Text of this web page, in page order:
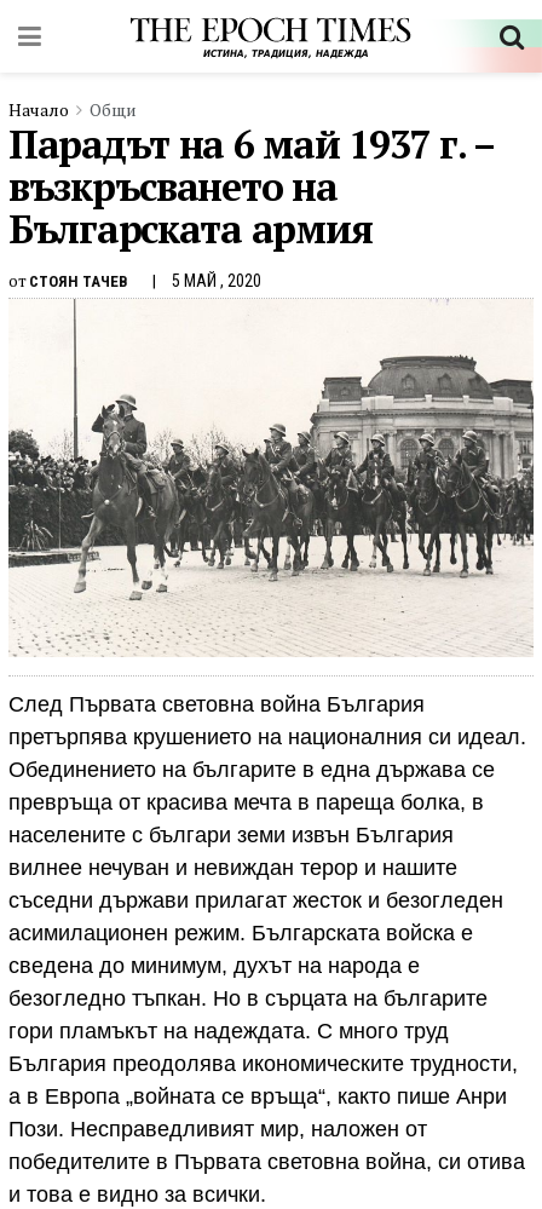
Начало Общи
Парадът на 6 май 1937 г. –
възкръсването на
Българската армия
от СТОЯН ТАЧЕВ 5 МАЙ , 2020
След Първата световна война България
претърпява крушението на националния си идеал.
Обединението на българите в една държава се
превръща от красива мечта в пареща болка, в
населените с българи земи извън България
вилнее нечуван и невиждан терор и нашите
съседни държави прилагат жесток и безогледен
асимилационен режим. Българската войска е
сведена до минимум, духът на народа е
безогледно тъпкан. Но в сърцата на българите
гори пламъкът на надеждата. С много труд
България преодолява икономическите трудности,
а в Европа „войната се връща“, както пише Анри
Пози. Несправедливият мир, наложен от
победителите в Първата световна война, си отива
и това е видно за всички.